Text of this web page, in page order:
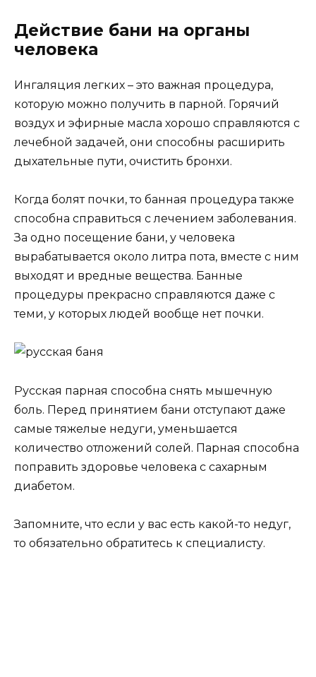
Действие бани на органы
человека
Ингаляция легких – это важная процедура,
которую можно получить в парной. Горячий
воздух и эфирные масла хорошо справляются с
лечебной задачей, они способны расширить
дыхательные пути, очистить бронхи.
Когда болят почки, то банная процедура также
способна справиться с лечением заболевания.
За одно посещение бани, у человека
вырабатывается около литра пота, вместе с ним
выходят и вредные вещества. Банные
процедуры прекрасно справляются даже с
теми, у которых людей вообще нет почки.
Русская парная способна снять мышечную
боль. Перед принятием бани отступают даже
самые тяжелые недуги, уменьшается
количество отложений солей. Парная способна
поправить здоровье человека с сахарным
диабетом.
Запомните, что если у вас есть какой-то недуг,
то обязательно обратитесь к специалисту.